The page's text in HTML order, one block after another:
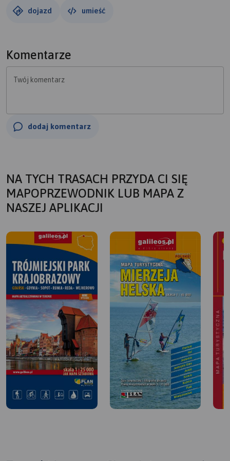
dojazd umieść
Komentarze
Twój komentarz
dodaj komentarz
NA TYCH TRASACH PRZYDA CI SIĘ
MAPOPRZEWODNIK LUB MAPA Z
NASZEJ APLIKACJI